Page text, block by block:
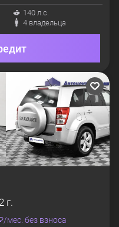
140 л.с.
4 владельца
г.
мес. без взноса